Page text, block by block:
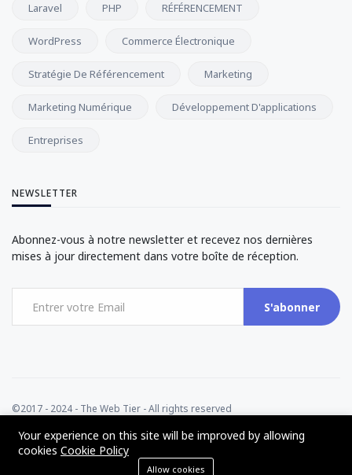
Laravel PHP RÉFÉRENCEMENT
WordPress Commerce Électronique
Stratégie De Référencement Marketing
Marketing Numérique Développement D'applications
Entreprises
NEWSLETTER
Abonnez-vous à notre newsletter et recevez nos dernières
mises à jour directement dans votre boîte de réception.
S'abonner
©2017 - 2024 - The Web Tier - All rights reserved
Your experience on this site will be improved by allowing
cookies Cookie Policy
Allow cookies